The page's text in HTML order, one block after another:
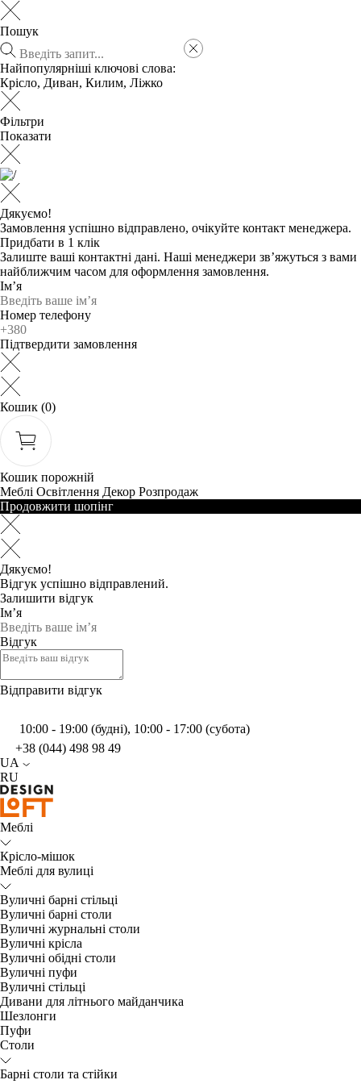
Пошук
Найпопулярніші ключові слова:
Крісло, Диван, Килим, Ліжко
Фільтри
Показати
Дякуємо!
Замовлення успішно відправлено, очікуйте контакт менеджера.
Придбати в 1 клік
Залиште ваші контактні дані. Наші менеджери зв’яжуться з вами
найближчим часом для оформлення замовлення.
Ім’я
Номер телефону
Підтвердити замовлення
Кошик (0)
Кошик порожній
Меблі Освітлення Декор Розпродаж
Продовжити шопінг
Дякуємо!
Відгук успішно відправлений.
Залишити відгук
Ім’я
Відгук
Відправити відгук
10:00 - 19:00 (будні), 10:00 - 17:00 (субота)
+38 (044) 498 98 49
UA
RU
Меблі
Крісло-мішок
Меблі для вулиці
Вуличні барні стільці
Вуличні барні столи
Вуличні журнальні столи
Вуличні крісла
Вуличні обідні столи
Вуличні пуфи
Вуличні стільці
Дивани для літнього майданчика
Шезлонги
Пуфи
Столи
Барні столи та стійки